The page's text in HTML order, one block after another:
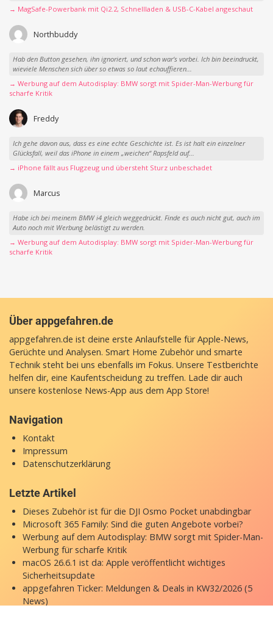
→ MagSafe-Powerbank mit Qi2.2, Schnellladen & USB-C-Kabel angeschaut
Northbuddy
Hab den Button gesehen, ihn ignoriert, und schon war‘s vorbei. Ich bin beeindruckt,
wieviele Menschen sich über so etwas so laut echauffieren...
→ Werbung auf dem Autodisplay: BMW sorgt mit Spider-Man-Werbung für
scharfe Kritik
Freddy
Ich gehe davon aus, dass es eine echte Geschichte ist. Es ist halt ein einzelner
Glücksfall, weil das iPhone in einem „weichen“ Rapsfeld auf...
→ iPhone fällt aus Flugzeug und übersteht Sturz unbeschadet
Marcus
Habe ich bei meinem BMW i4 gleich weggedrückt. Finde es auch nicht gut, auch im
Auto noch mit Werbung belästigt zu werden.
→ Werbung auf dem Autodisplay: BMW sorgt mit Spider-Man-Werbung für
scharfe Kritik
Über appgefahren.de
appgefahren.de ist deine erste Anlaufstelle für Apple-News,
Gerüchte und Analysen. Smart Home Zubehör und smarte
Technik steht bei uns ebenfalls im Fokus. Unsere Testberichte
helfen dir, eine Kaufentscheidung zu treffen. Lade dir auch
unsere kostenlose News-App aus dem App Store!
Navigation
Kontakt
Impressum
Datenschutzerklärung
Letzte Artikel
Dieses Zubehör ist für die DJI Osmo Pocket unabdingbar
Microsoft 365 Family: Sind die guten Angebote vorbei?
Werbung auf dem Autodisplay: BMW sorgt mit Spider-Man-
Werbung für scharfe Kritik
macOS 26.6.1 ist da: Apple veröffentlicht wichtiges
Sicherheitsupdate
appgefahren Ticker: Meldungen & Deals in KW32/2026 (5
News)